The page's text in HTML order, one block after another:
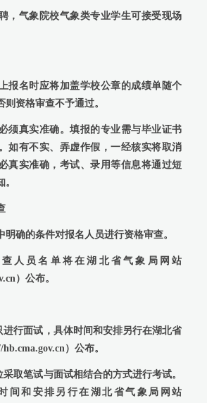
气象院校气象类专业学生可接受现场
报名时应将加盖学校公章的成绩单随个
则资格审查不予通过。
真实准确。填报的专业需与毕业证书
如有不实、弄虚作假，一经核实将取消
真实准确，考试、录用等信息将通过短
确的条件对报名人员进行资格审查。
员名单将在湖北省气象局网站
）公布。
行面试，具体时间和安排另行在湖北省
）公布。
笔试与面试相结合的方式进行考试。
间和安排另行在湖北省气象局网站